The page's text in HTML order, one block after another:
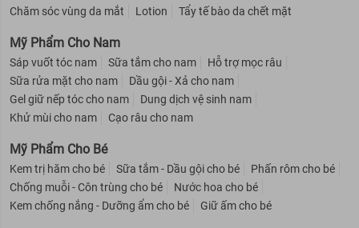
Chăm sóc vùng da mắt
Lotion Tẩy tế bào da chết mặt
Mỹ Phẩm Cho Nam
Sáp vuốt tóc nam Sữa tắm cho nam
Hỗ trợ mọc râu
Sữa rửa mặt cho nam
Dầu gội - Xả cho nam
Gel giữ nếp tóc cho nam
Dung dịch vệ sinh nam
Khử mùi cho nam
Cạo râu cho nam
Mỹ Phẩm Cho Bé
Kem trị hăm cho bé Sữa tắm - Dầu gội cho bé
Phấn rôm cho bé
Chống muỗi - Côn trùng cho bé
Nước hoa cho bé
Kem chống nắng - Dưỡng ẩm cho bé
Giữ ấm cho bé